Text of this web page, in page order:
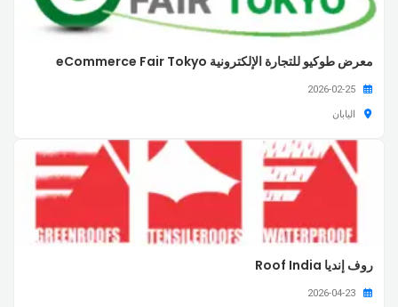
معرض طوكيو للتجارة الإلكترونية eCommerce Fair Tokyo
اليابان
روف إنديا Roof India